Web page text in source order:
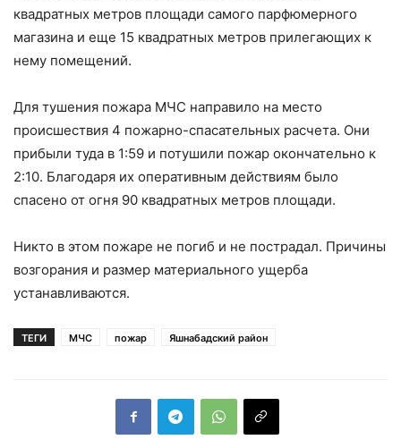
квадратных метров площади самого парфюмерного
магазина и еще 15 квадратных метров прилегающих к
нему помещений.
Для тушения пожара МЧС направило на место
происшествия 4 пожарно-спасательных расчета. Они
прибыли туда в 1:59 и потушили пожар окончательно к
2:10. Благодаря их оперативным действиям было
спасено от огня 90 квадратных метров площади.
Никто в этом пожаре не погиб и не пострадал. Причины
возгорания и размер материального ущерба
устанавливаются.
ТЕГИ МЧС пожар Яшнабадский район